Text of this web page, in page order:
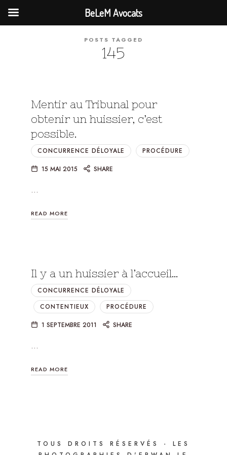
POSTS TAGGED
145
Mentir au Tribunal pour
obtenir un huissier, c’est
possible.
CONCURRENCE DÉLOYALE
PROCÉDURE
15 MAI 2015
SHARE
…
READ MORE
Il y a un huissier à l’accueil…
CONCURRENCE DÉLOYALE
CONTENTIEUX
PROCÉDURE
1 SEPTEMBRE 2011
SHARE
…
READ MORE
TOUS DROITS RÉSERVÉS - LES
BeLeM Avocats